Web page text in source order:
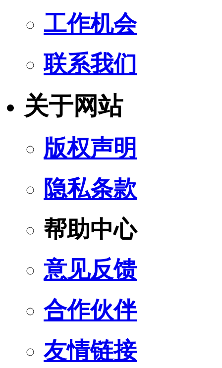
工作机会
联系我们
关于网站
版权声明
隐私条款
帮助中心
意见反馈
合作伙伴
友情链接